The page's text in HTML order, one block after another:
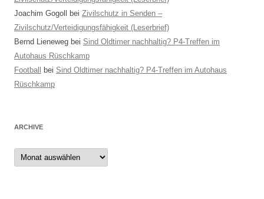
Joachim Gogoll
bei Zivilschutz in Senden –
Zivilschutz/Verteidigungsfähigkeit (Leserbrief)
Bernd Lieneweg bei Sind Oldtimer nachhaltig? P4-Treffen im
Autohaus Rüschkamp
Football
bei Sind Oldtimer nachhaltig? P4-Treffen im Autohaus
Rüschkamp
ARCHIVE
Archive